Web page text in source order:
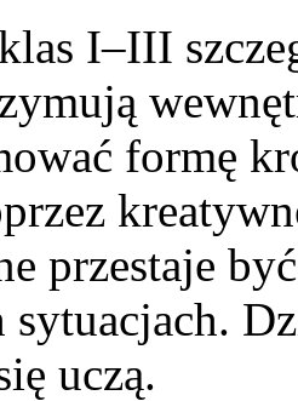
I–III
formę
przestaje
sytuacjach.
uczą.